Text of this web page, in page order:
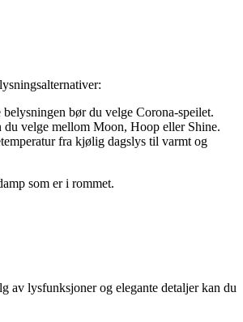
bør du velge Corona-speilet.
velge mellom Moon, Hoop eller Shine.
fra kjølig dagslys til varmt og
som er i rommet.
av lysfunksjoner og elegante detaljer kan du